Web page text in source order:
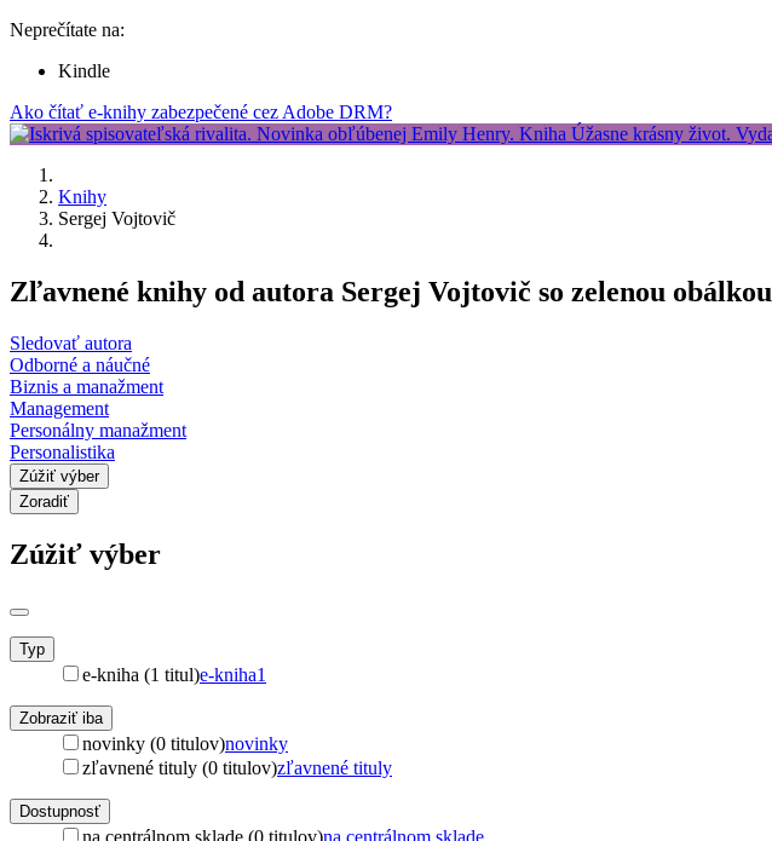
Neprečítate na:
Kindle
Ako čítať e-knihy zabezpečené cez Adobe DRM?
Knihy
Sergej Vojtovič
Zľavnené knihy od autora Sergej Vojtovič so zelenou obálkou
Sledovať autora
Odborné a náučné
Biznis a manažment
Management
Personálny manažment
Personalistika
Zúžiť výber
Zoradiť
Zúžiť výber
Typ
e-kniha (1 titul)e-kniha1
Zobraziť iba
novinky (0 titulov)novinky
zľavnené tituly (0 titulov)zľavnené tituly
Dostupnosť
na centrálnom sklade (0 titulov)na centrálnom sklade